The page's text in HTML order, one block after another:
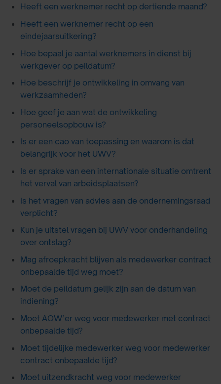
Heeft een werknemer recht op dertiende maand?
Heeft een werknemer recht op een
eindejaarsuitkering?
Hoe bepaal je aantal werknemers in dienst bij
werkgever op peildatum?
Hoe beschrijf je ontwikkeling in omvang van
werkzaamheden?
Hoe geef je aan wat de ontwikkeling
personeelsopbouw is?
Is er een cao van toepassing en waarom is dat
belangrijk voor het UWV?
Is er sprake van een internationale situatie omtrent
het verval van arbeidsplaatsen?
Is het vragen van advies aan de ondernemingsraad
verplicht?
Kun je uitstel vragen bij UWV voor onderhandeling
over ontslag?
Mag afroepkracht blijven als medewerker contract
onbepaalde tijd weg moet?
Moet de peildatum gelijk zijn aan de datum van
indiening?
Moet AOW’er weg voor medewerker met contract
onbepaalde tijd?
Moet tijdelijke medewerker weg voor medewerker
contract onbepaalde tijd?
Moet uitzendkracht weg voor medewerker